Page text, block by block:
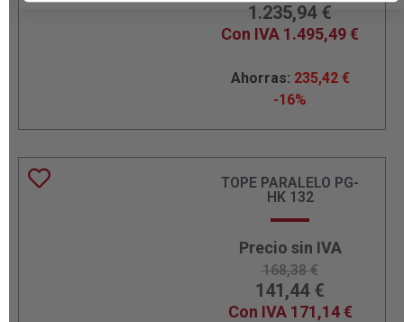
1.235,94 €
Con IVA 1.495,49€
Ahorras: 235,42 €
-16%
TOPE PARALELO PG-
HK 132
Precio sin IVA
168,38€
141,44 €
Con IVA 171,14€